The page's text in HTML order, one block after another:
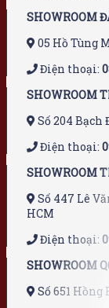
SHOWROOM
05 Hồ Tùng
Điện thoại:
SHOWROOM
Số 204 Bạch
Điện thoại:
SHOWROOM
Số 447 Lê
HCM
Điện thoại:
SHOWROOM
Số 651 Hồng